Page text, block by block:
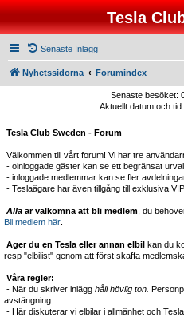
Tesla
Senaste Inlägg
Nyhetssidorna Forumindex
Senaste besöket:
Aktuellt datum och
Tesla Club Sweden - Forum
Välkommen till vårt forum! Vi har tre
- oinloggade gäster kan se ett begränsat
- inloggade medlemmar kan se fler
- Teslaägare har även tillgång till exklusiva
Alla är välkomna att bli medlem , du
Bli medlem här
Äger du en Tesla eller annan elbil kan du
resp "elbilist" genom att först skaffa
Våra regler:
- När du skriver inlägg håll hövlig ton.
avstängning.
- Här diskuterar vi elbilar i allmänhet och